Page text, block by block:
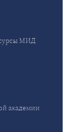
МИД
академии